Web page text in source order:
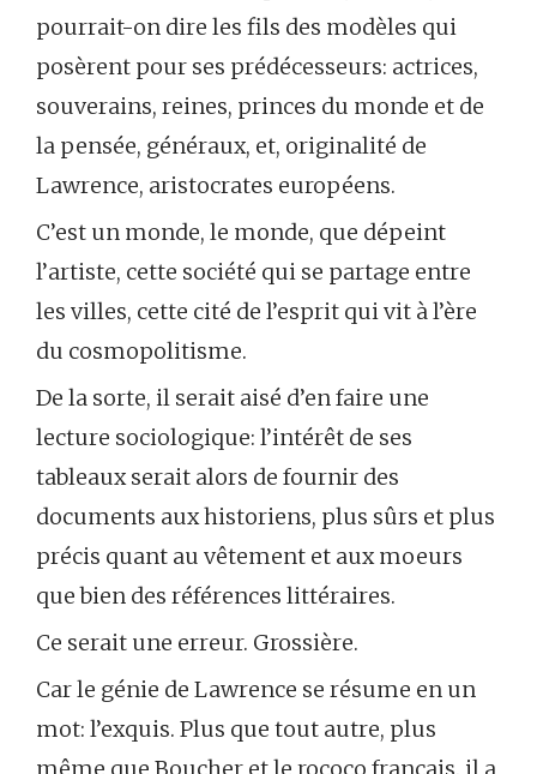
pourrait-on dire les fils des modèles qui
posèrent pour ses prédécesseurs: actrices,
souverains, reines, princes du monde et de
la pensée, généraux, et, originalité de
Lawrence, aristocrates européens.
C’est un monde, le monde, que dépeint
l’artiste, cette société qui se partage entre
les villes, cette cité de l’esprit qui vit à l’ère
du cosmopolitisme.
De la sorte, il serait aisé d’en faire une
lecture sociologique: l’intérêt de ses
tableaux serait alors de fournir des
documents aux historiens, plus sûrs et plus
précis quant au vêtement et aux moeurs
que bien des références littéraires.
Ce serait une erreur. Grossière.
Car le génie de Lawrence se résume en un
mot: l’exquis. Plus que tout autre, plus
même que Boucher et le rococo français, il a